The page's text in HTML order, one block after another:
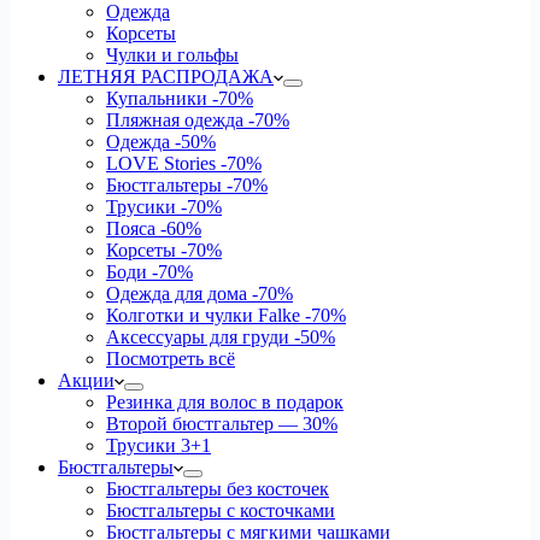
Одежда
Корсеты
Чулки и гольфы
ЛЕТНЯЯ РАСПРОДАЖА
Купальники -70%
Пляжная одежда -70%
Одежда -50%
LOVE Stories -70%
Бюстгальтеры -70%
Трусики -70%
Пояса -60%
Корсеты -70%
Боди -70%
Одежда для дома -70%
Колготки и чулки Falke -70%
Аксессуары для груди -50%
Посмотреть всё
Акции
Резинка для волос в подарок
Второй бюстгальтер — 30%
Трусики 3+1
Бюстгальтеры
Бюстгальтеры без косточек
Бюстгальтеры с косточками
Бюстгальтеры с мягкими чашками